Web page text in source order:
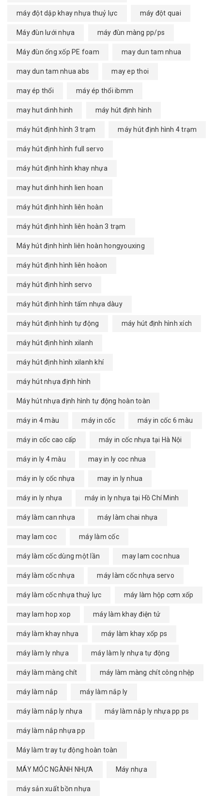
máy đột dập khay nhựa thuỷ lực máy đột quai
Máy đùn lưới nhựa máy đùn màng pp/ps
Máy đùn ống xốp PE foam may dun tam nhua
may dun tam nhua abs may ep thoi
may ép thổi máy ép thổi ibmm
may hut dinh hinh máy hút định hình
máy hút định hình 3 trạm máy hút định hình 4 trạm
máy hút định hình full servo
máy hút định hình khay nhựa
may hut dinh hinh lien hoan
máy hút định hình liên hoàn
máy hút định hình liên hoàn 3 trạm
Máy hút định hình liên hoàn hongyouxing
máy hút định hình liên hoàon
máy hút định hình servo
máy hút định hình tấm nhựa dàuy
máy hút định hình tự động máy hút định hình xích
máy hút định hình xilanh
máy hút định hình xilanh khí
máy hút nhựa định hình
Máy hút nhựa định hình tự động hoàn toàn
máy in 4 màu máy in cốc máy in cốc 6 màu
máy in cốc cao cấp máy in cốc nhựa tại Hà Nội
máy in ly 4 màu may in ly coc nhua
máy in ly cốc nhựa may in ly nhua
máy in ly nhựa máy in ly nhựa tại Hồ Chí Minh
máy làm can nhựa máy làm chai nhựa
may lam coc máy làm cốc
máy làm cốc dùng một lần may lam coc nhua
máy làm cốc nhựa máy làm cốc nhựa servo
máy làm cốc nhựa thuỷ lực máy làm hộp cơm xốp
may lam hop xop máy làm khay điện tử
máy làm khay nhựa máy làm khay xốp ps
máy làm ly nhựa máy làm ly nhựa tự động
máy làm màng chít máy làm màng chít công nhệp
máy làm nắp máy làm nắp ly
máy làm nắp ly nhựa máy làm nắp ly nhựa pp ps
máy làm nắp nhựa pp
Máy làm tray tự động hoàn toàn
MÁY MÓC NGÀNH NHỰA Máy nhựa
máy sản xuất bồn nhựa